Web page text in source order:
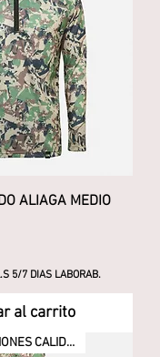
ALIAGA MEDIO
5/7 DIAS LABORAB.
al carrito
VERANO / ESTACIONES CALIDAS